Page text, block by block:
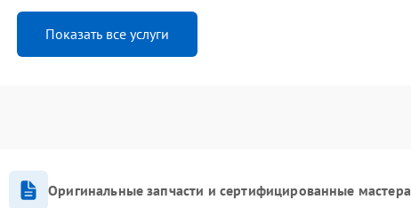
Показать все услуги
Оригинальные запчасти и сертифицированные мастера